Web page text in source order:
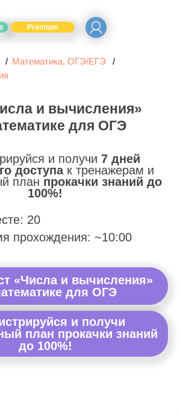
Premium
Математика, ОГЭ/ЕГЭ
и вычисления»
для ОГЭ
и получи 7 дней
доступак тренажерам и
план прокачки знаний до
100%!
20
прохождения: ~10:00
«Числа и вычисления»
для ОГЭ
и получи
план прокачки знаний
до 100%!